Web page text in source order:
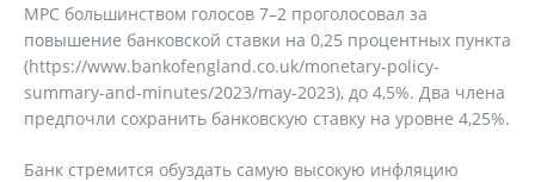
MPC большинством голосов 7–2 проголосовал за
повышение банковской ставки на 0,25 процентных пункта
(https://www.bankofengland.co.uk/monetary-policy-
summary-and-minutes/2023/may-2023), до 4,5%. Два члена
предпочли сохранить банковскую ставку на уровне 4,25%.
Банк стремится обуздать самую высокую инфляцию